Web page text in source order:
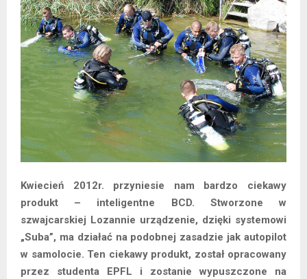
Kwiecień 2012r. przyniesie nam bardzo ciekawy
produkt – inteligentne BCD. Stworzone w
szwajcarskiej Lozannie urządzenie, dzięki systemowi
„Suba”, ma działać na podobnej zasadzie jak autopilot
w samolocie. Ten ciekawy produkt, został opracowany
przez studenta EPFL i zostanie wypuszczone na